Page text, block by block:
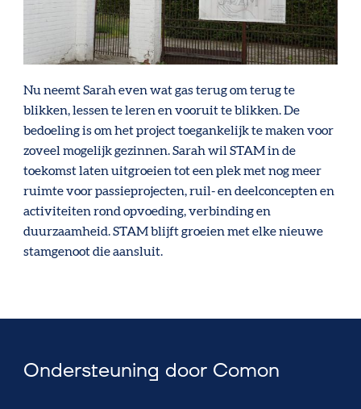
Nu neemt Sarah even wat gas terug om terug te
blikken, lessen te leren en vooruit te blikken. De
bedoeling is om het project toegankelijk te maken voor
zoveel mogelijk gezinnen. Sarah wil STAM in de
toekomst laten uitgroeien tot een plek met nog meer
ruimte voor passieprojecten, ruil- en deelconcepten en
activiteiten rond opvoeding, verbinding en
duurzaamheid. STAM blijft groeien met elke nieuwe
stamgenoot die aansluit.
Ondersteuning door Comon